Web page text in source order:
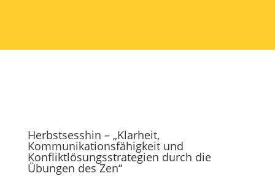
Herbstsesshin – „Klarheit,
Kommunikationsfähigkeit und
Konfliktlösungsstrategien durch die
Übungen des Zen“